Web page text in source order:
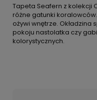
Tapeta Seafern z kolekcji
różne gatunki
ożywi wnętrze. Okładzina
pokoju nastolatka czy
kolorystycznych.